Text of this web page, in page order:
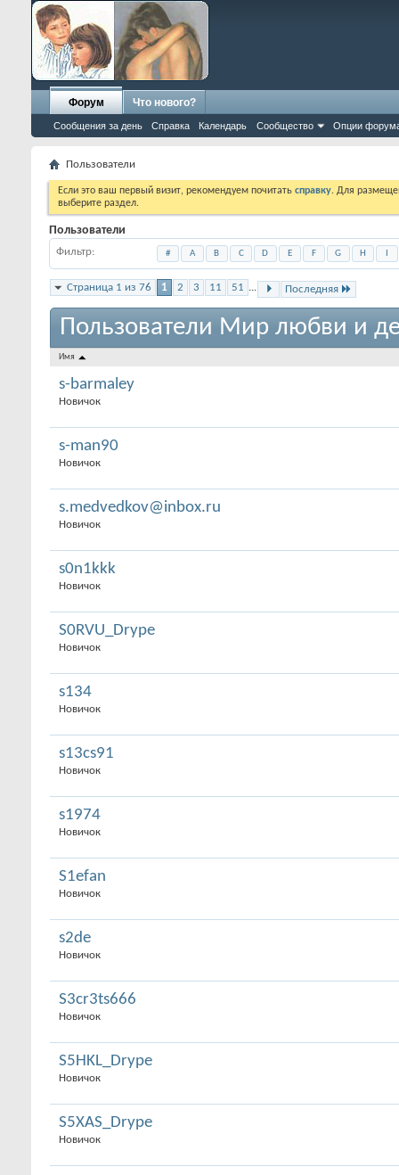
Форум
Сообщения за день Справка Календарь Сообщество Опции
Что нового?
Пользователи
Если это ваш первый визит, рекомендуем почитать справку. Для
выберите раздел.
Пользователи
Фильтр # A B C D E F G H
Страница 1 из 76 1 2 3 11 51 ... Последняя
Пользователи Мир любви и
Имя
s-barmaley
Новичок
s-man90
Новичок
s.medvedkov@inbox.ru
Новичок
s0n1kkk
Новичок
S0RVU_Drype
Новичок
s134
Новичок
s13cs91
Новичок
s1974
Новичок
S1efan
Новичок
s2de
Новичок
S3cr3ts666
Новичок
S5HKL_Drype
Новичок
S5XAS_Drype
Новичок